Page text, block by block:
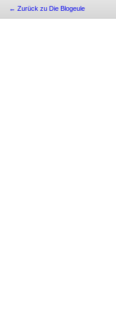
← Zurück zu Die Blogeule